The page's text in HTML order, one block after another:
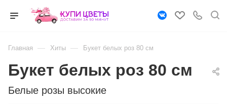
Главная — Хиты — Букет белых роз 80 см
Белые розы высокие
Букет белых роз 80 см